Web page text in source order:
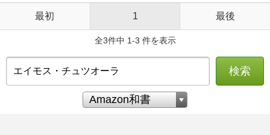
最初 1 最後
全3件中 1-3 件を表示
検索